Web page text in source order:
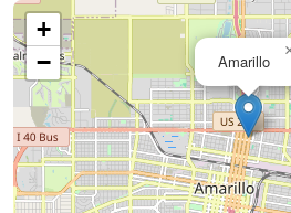
Amarillo
+
−